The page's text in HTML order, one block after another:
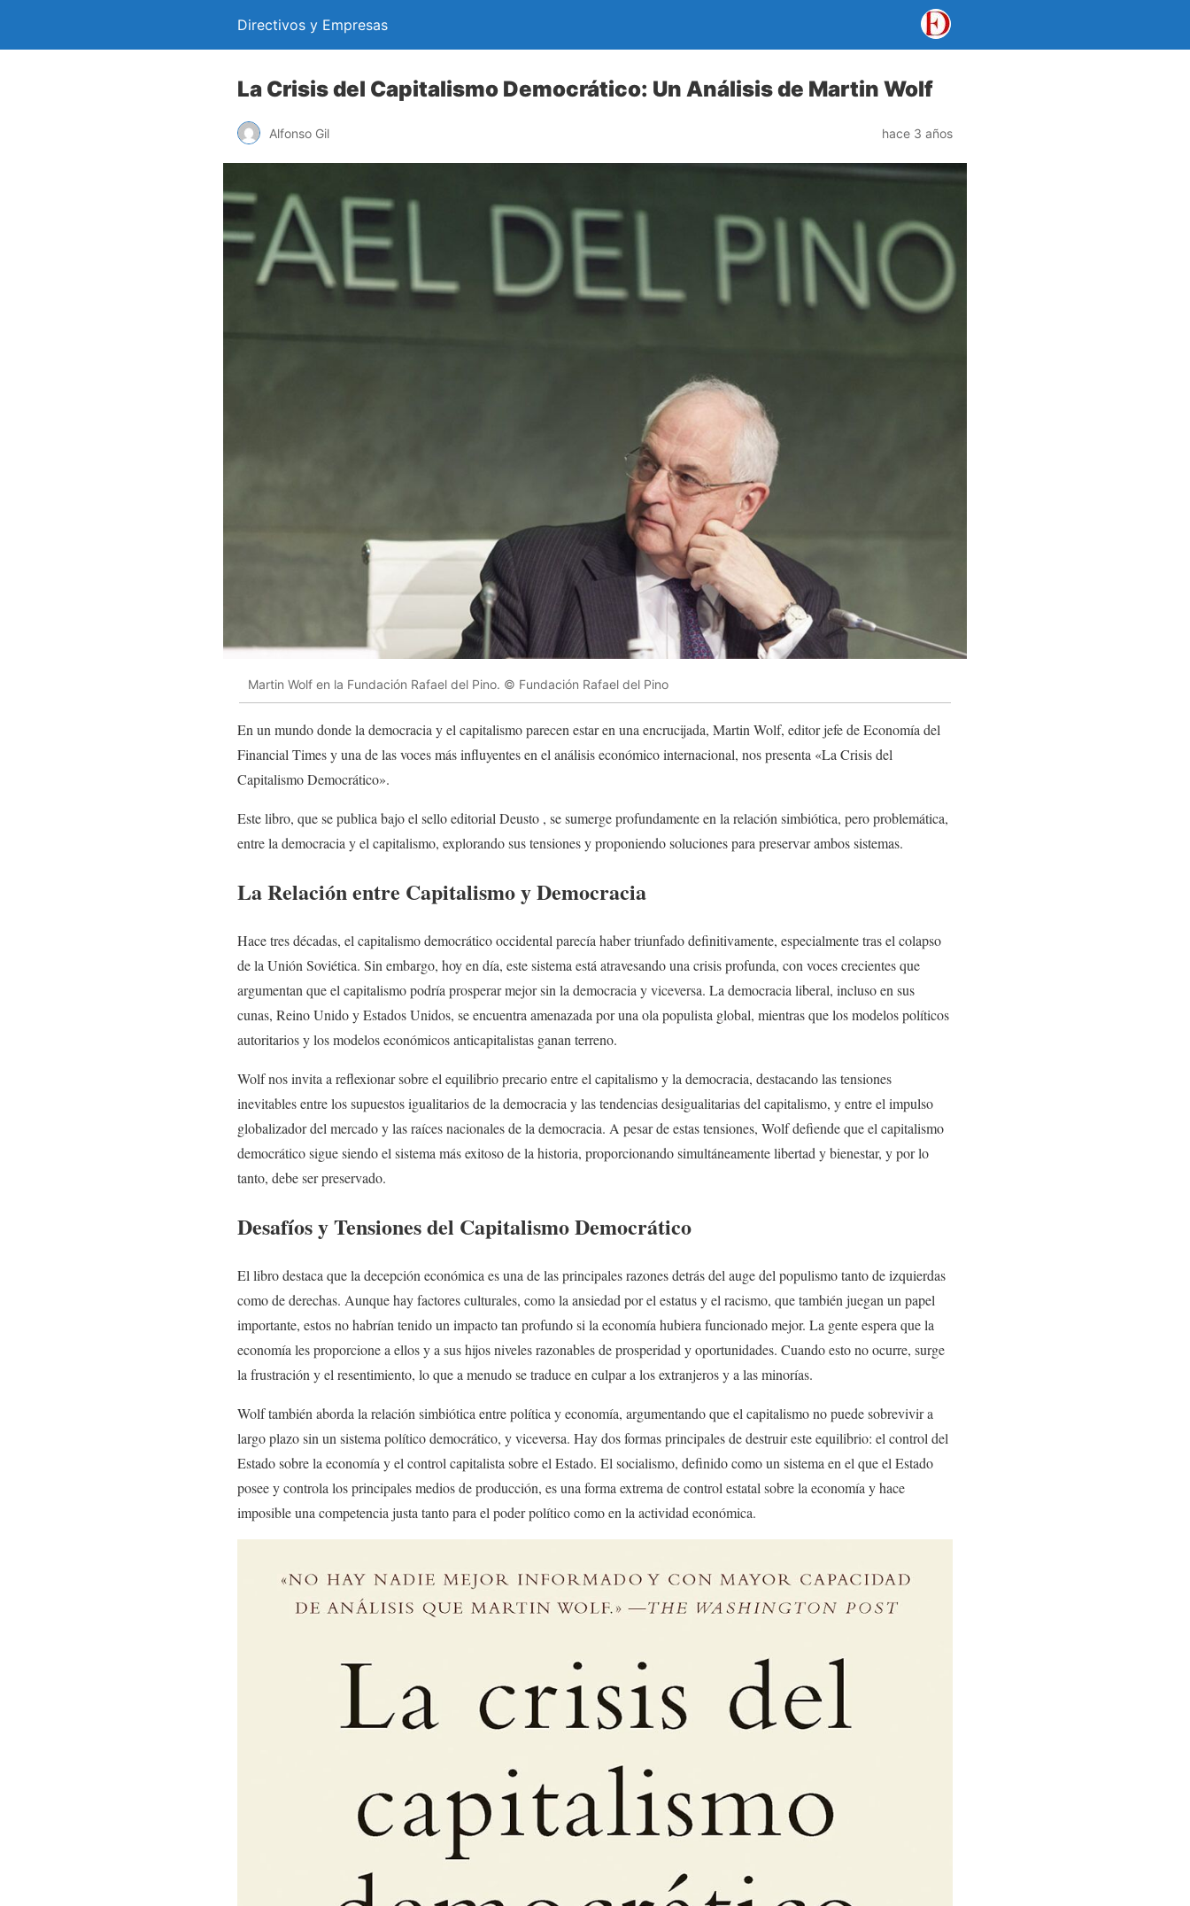
Directivos y Empresas
La Crisis del Capitalismo Democrático: Un Análisis de Martin Wolf
Alfonso Gil hace 3 años
Martin Wolf en la Fundación Rafael del Pino. © Fundación Rafael del Pino
En un mundo donde la democracia y el capitalismo parecen estar en una encrucijada, Martin Wolf, editor jefe de Economía del
Financial Times y una de las voces más influyentes en el análisis económico internacional, nos presenta «La Crisis del
Capitalismo Democrático».
Este libro, que se publica bajo el sello editorial Deusto , se sumerge profundamente en la relación simbiótica, pero problemática,
entre la democracia y el capitalismo, explorando sus tensiones y proponiendo soluciones para preservar ambos sistemas.
La Relación entre Capitalismo y Democracia
Hace tres décadas, el capitalismo democrático occidental parecía haber triunfado definitivamente, especialmente tras el colapso
de la Unión Soviética. Sin embargo, hoy en día, este sistema está atravesando una crisis profunda, con voces crecientes que
argumentan que el capitalismo podría prosperar mejor sin la democracia y viceversa. La democracia liberal, incluso en sus
cunas, Reino Unido y Estados Unidos, se encuentra amenazada por una ola populista global, mientras que los modelos políticos
autoritarios y los modelos económicos anticapitalistas ganan terreno.
Wolf nos invita a reflexionar sobre el equilibrio precario entre el capitalismo y la democracia, destacando las tensiones
inevitables entre los supuestos igualitarios de la democracia y las tendencias desigualitarias del capitalismo, y entre el impulso
globalizador del mercado y las raíces nacionales de la democracia. A pesar de estas tensiones, Wolf defiende que el capitalismo
democrático sigue siendo el sistema más exitoso de la historia, proporcionando simultáneamente libertad y bienestar, y por lo
tanto, debe ser preservado.
Desafíos y Tensiones del Capitalismo Democrático
El libro destaca que la decepción económica es una de las principales razones detrás del auge del populismo tanto de izquierdas
como de derechas. Aunque hay factores culturales, como la ansiedad por el estatus y el racismo, que también juegan un papel
importante, estos no habrían tenido un impacto tan profundo si la economía hubiera funcionado mejor. La gente espera que la
economía les proporcione a ellos y a sus hijos niveles razonables de prosperidad y oportunidades. Cuando esto no ocurre, surge
la frustración y el resentimiento, lo que a menudo se traduce en culpar a los extranjeros y a las minorías.
Wolf también aborda la relación simbiótica entre política y economía, argumentando que el capitalismo no puede sobrevivir a
largo plazo sin un sistema político democrático, y viceversa. Hay dos formas principales de destruir este equilibrio: el control del
Estado sobre la economía y el control capitalista sobre el Estado. El socialismo, definido como un sistema en el que el Estado
posee y controla los principales medios de producción, es una forma extrema de control estatal sobre la economía y hace
imposible una competencia justa tanto para el poder político como en la actividad económica.